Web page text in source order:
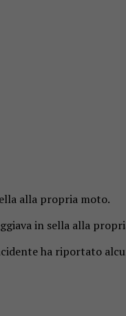
alla propria moto.
in sella alla
ha riportato